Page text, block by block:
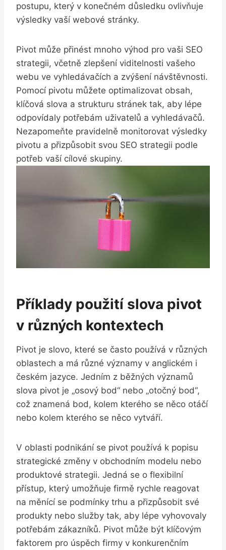
postupu, který v konečném důsledku ovlivňuje
výsledky vaší webové stránky.
Pivot může přinést mnoho výhod pro vaši SEO
strategii, včetně zlepšení viditelnosti vašeho
webu ve vyhledávačích a zvýšení návštěvnosti.
Pomocí pivotu můžete optimalizovat obsah,
klíčová slova a strukturu stránek tak, aby lépe
odpovídaly potřebám uživatelů a vyhledávačů.
Nezapomeňte pravidelně monitorovat výsledky
pivotu a přizpůsobit svou SEO strategii podle
potřeb vaší cílové skupiny.
Příklady použití slova pivot
v různých kontextech
Pivot je slovo, které se často používá v různých
oblastech a má různé významy v anglickém i
českém jazyce. Jedním z běžných významů
slova pivot je „osový bod“ nebo „otočný bod“,
což znamená bod, kolem kterého se něco otáčí
nebo kolem kterého se něco vytváří.
V oblasti podnikání se pivot používá k popisu
strategické změny v obchodním modelu nebo
produktové strategii. Jedná se o flexibilní
přístup, který umožňuje firmě rychle reagovat
na měnící se podmínky trhu a přizpůsobit své
produkty nebo služby tak, aby lépe vyhovovaly
potřebám zákazníků. Pivot může být klíčovým
faktorem pro úspěch firmy v konkurenčním